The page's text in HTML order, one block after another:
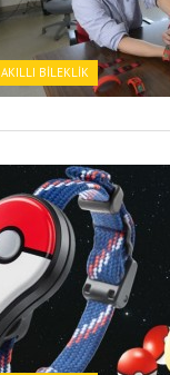
AKILLI BILEKLIK